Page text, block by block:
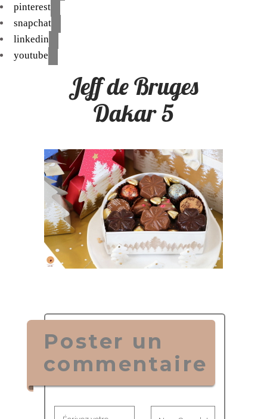
pinterest
snapchat
linkedin
youtube
Jeff de Bruges
Dakar 5
Poster un
commentaire